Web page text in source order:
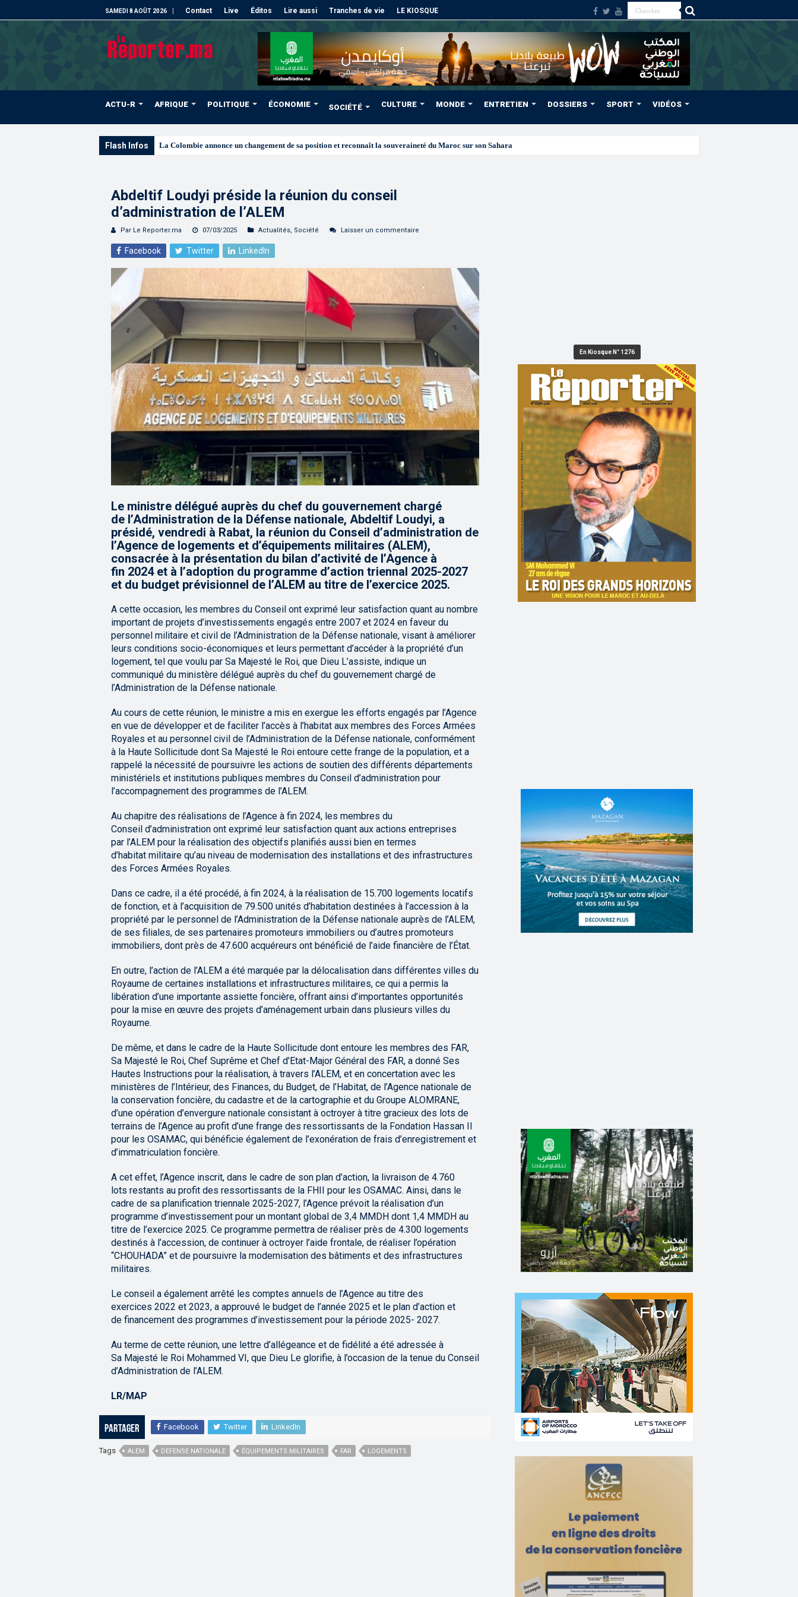
SAMEDI 8 AOÛT 2026 Contact Live Éditos Lire aussi Tranches de vie LE KIOSQUE
ACTU-R AFRIQUE POLITIQUE ÉCONOMIE SOCIÉTÉ CULTURE MONDE ENTRETIEN DOSSIERS SPORT VIDÉOS
Flash Infos Signature à Santiago d’un p
Abdeltif Loudyi préside la réunion du conseil
d’administration de l’ALEM
Par Le Reporter.ma 07/03/2025 Actualités, Société Laisser un commentaire
Facebook Twitter LinkedIn
Le ministre délégué auprès du chef du gouvernement chargé
de l’Administration de la Défense nationale, Abdeltif Loudyi, a
présidé, vendredi à Rabat, la réunion du Conseil d’administration de
l’Agence de logements et d’équipements militaires (ALEM),
consacrée à la présentation du bilan d’activité de l’Agence à
fin 2024 et à l’adoption du programme d’action triennal 2025-2027
et du budget prévisionnel de l’ALEM au titre de l’exercice 2025.
A cette occasion, les membres du Conseil ont exprimé leur satisfaction quant au nombre
important de projets d’investissements engagés entre 2007 et 2024 en faveur du
personnel militaire et civil de l’Administration de la Défense nationale, visant à améliorer
leurs conditions socio-économiques et leurs permettant d’accéder à la propriété d’un
logement, tel que voulu par Sa Majesté le Roi, que Dieu L’assiste, indique un
communiqué du ministère délégué auprès du chef du gouvernement chargé de
l’Administration de la Défense nationale.
Au cours de cette réunion, le ministre a mis en exergue les efforts engagés par l’Agence
en vue de développer et de faciliter l’accès à l’habitat aux membres des Forces Armées
Royales et au personnel civil de l’Administration de la Défense nationale, conformément
à la Haute Sollicitude dont Sa Majesté le Roi entoure cette frange de la population, et a
rappelé la nécessité de poursuivre les actions de soutien des différents départements
ministériels et institutions publiques membres du Conseil d’administration pour
l’accompagnement des programmes de l’ALEM.
Au chapitre des réalisations de l’Agence à fin 2024, les membres du
Conseil d’administration ont exprimé leur satisfaction quant aux actions entreprises
par l’ALEM pour la réalisation des objectifs planifiés aussi bien en termes
d’habitat militaire qu’au niveau de modernisation des installations et des infrastructures
des Forces Armées Royales.
Dans ce cadre, il a été procédé, à fin 2024, à la réalisation de 15.700 logements locatifs
de fonction, et à l’acquisition de 79.500 unités d’habitation destinées à l’accession à la
propriété par le personnel de l’Administration de la Défense nationale auprès de l’ALEM,
de ses filiales, de ses partenaires promoteurs immobiliers ou d’autres promoteurs
immobiliers, dont près de 47.600 acquéreurs ont bénéficié de l’aide financière de l’État.
En outre, l’action de l’ALEM a été marquée par la délocalisation dans différentes villes du
Royaume de certaines installations et infrastructures militaires, ce qui a permis la
libération d’une importante assiette foncière, offrant ainsi d’importantes opportunités
pour la mise en œuvre des projets d’aménagement urbain dans plusieurs villes du
Royaume.
De même, et dans le cadre de la Haute Sollicitude dont entoure les membres des FAR,
Sa Majesté le Roi, Chef Suprême et Chef d’Etat-Major Général des FAR, a donné Ses
Hautes Instructions pour la réalisation, à travers l’ALEM, et en concertation avec les
ministères de l’Intérieur, des Finances, du Budget, de l’Habitat, de l’Agence nationale de
la conservation foncière, du cadastre et de la cartographie et du Groupe ALOMRANE,
d’une opération d’envergure nationale consistant à octroyer à titre gracieux des lots de
terrains de l’Agence au profit d’une frange des ressortissants de la Fondation Hassan II
pour les OSAMAC, qui bénéficie également de l’exonération de frais d’enregistrement et
d’immatriculation foncière.
A cet effet, l’Agence inscrit, dans le cadre de son plan d’action, la livraison de 4.760
lots restants au profit des ressortissants de la FHII pour les OSAMAC. Ainsi, dans le
cadre de sa planification triennale 2025-2027, l’Agence prévoit la réalisation d’un
programme d’investissement pour un montant global de 3,4 MMDH dont 1,4 MMDH au
titre de l’exercice 2025. Ce programme permettra de réaliser près de 4.300 logements
destinés à l’accession, de continuer à octroyer l’aide frontale, de réaliser l’opération
“CHOUHADA” et de poursuivre la modernisation des bâtiments et des infrastructures
militaires.
Le conseil a également arrêté les comptes annuels de l’Agence au titre des
exercices 2022 et 2023, a approuvé le budget de l’année 2025 et le plan d’action et
de financement des programmes d’investissement pour la période 2025- 2027.
Au terme de cette réunion, une lettre d’allégeance et de fidélité a été adressée à
Sa Majesté le Roi Mohammed VI, que Dieu Le glorifie, à l’occasion de la tenue du Conseil
d’Administration de l’ALEM.
LR/MAP
Partager Facebook Twitter LinkedIn
Tags ALEM DÉFENSE NATIONALE ÉQUIPEMENTS MILITAIRES FAR LOGEMENTS
En Kiosque N° 1276